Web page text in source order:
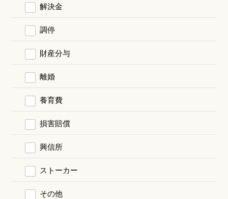
解決金
調停
財産分与
離婚
養育費
損害賠償
興信所
ストーカー
その他